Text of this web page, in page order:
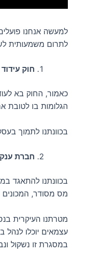
למעשה אנחנו
לתרום משמעותית
חוק
כאמור, החוק בא
הגלומות בו לטובת
בכוונתנו לתמוך
חברת
בכוונתנו להתאגד
מס מסודר,
מטרתנו העיקרית
עצמאים יוכלו
במסגרת זו נשקול